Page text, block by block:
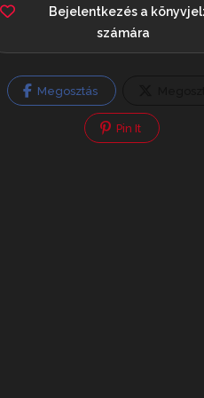
Bejelentkezés a
számára
Megosztás
Pin It